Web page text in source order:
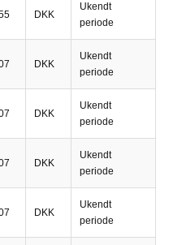
DKK
Ukendt
periode
DKK
Ukendt
periode
DKK
Ukendt
periode
DKK
Ukendt
periode
DKK
Ukendt
periode